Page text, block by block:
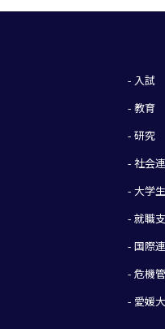
- 入試
- 教育
- 研究
- 社会
- 大学
- 就職
- 国際
- 危機
- 愛媛